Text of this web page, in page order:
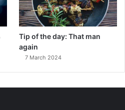
Tip of the day: That man
again
7 March 2024